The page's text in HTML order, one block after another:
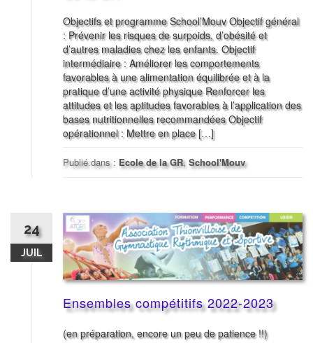
Objectifs et programme School’Mouv Objectif général
: Prévenir les risques de surpoids, d’obésité et
d’autres maladies chez les enfants. Objectif
intermédiaire : Améliorer les comportements
favorables à une alimentation équilibrée et à la
pratique d’une activité physique Renforcer les
attitudes et les aptitudes favorables à l’application des
bases nutritionnelles recommandées Objectif
opérationnel : Mettre en place […]
Publié dans : Ecole de la GR, School'Mouv
24
JUIL
Ensembles compétitifs 2022-2023
(en préparation, encore un peu de patience !!)